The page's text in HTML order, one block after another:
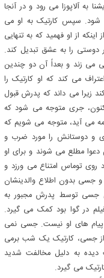
آلاپوزا می رود و در آنجا
شود. سپس کارتیک به او می
از او فهمید که به تنهایی
دوستی را به عشق تبدیل کند.
می زند و بعداً آن دو چندین
می کند که او کارتیک را
زیرا می داند که پدرش قبول
جری متوجه می شود که
می آید، متوجه می شویم که
و دوستانش را مورد ضرب و
دعوا مطلع می شوند و برای او
روی توماس امتناع می ورزد و
جسی بدون اطلاع والدینشان
جسی توسط پدرش مجبور به
در گوا بود کمک می گیرد.
پیام های او نیست. جسی نمی
جسی، کارتیک یک شب برمی
به دلیل مخالفت شدید
می گیرد.